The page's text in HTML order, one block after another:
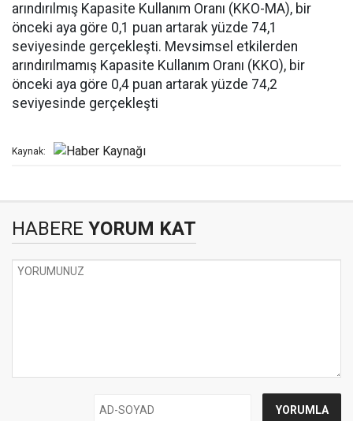
arındırılmış Kapasite Kullanım Oranı (KKO-MA), bir
önceki aya göre 0,1 puan artarak yüzde 74,1
seviyesinde gerçekleşti. Mevsimsel etkilerden
arındırılmamış Kapasite Kullanım Oranı (KKO), bir
önceki aya göre 0,4 puan artarak yüzde 74,2
seviyesinde gerçekleşti
Kaynak:
HABERE YORUM KAT